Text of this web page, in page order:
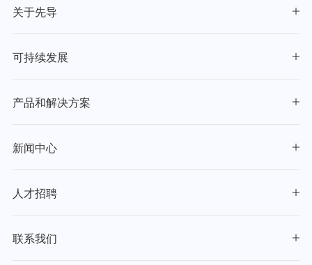
关于先导
可持续发展
产品和解决方案
新闻中心
人才招聘
联系我们